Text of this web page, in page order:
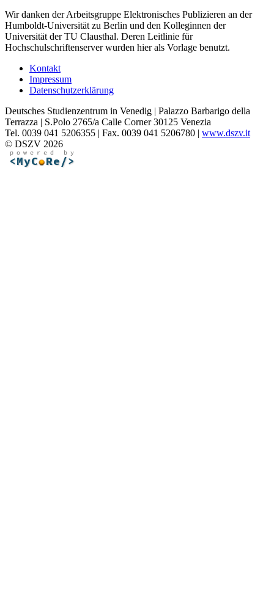
Wir danken der Arbeitsgruppe Elektronisches Publizieren an der
Humboldt-Universität zu Berlin und den Kolleginnen der
Universität der TU Clausthal. Deren Leitlinie für
Hochschulschriftenserver wurden hier als Vorlage benutzt.
Kontakt
Impressum
Datenschutzerklärung
Deutsches Studienzentrum in Venedig | Palazzo Barbarigo della
Terrazza | S.Polo 2765/a Calle Corner 30125 Venezia
Tel. 0039 041 5206355 | Fax. 0039 041 5206780 | www.dszv.it
© DSZV 2026